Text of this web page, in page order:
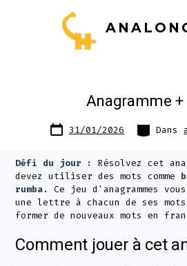
Anagramme
Date
de 31/01/2026 Catégories
Dans
Défi du jour :
Résolvez cet
devez utiliser des mots comme
rumba. Ce jeu d'anagrammes
une lettre à chacun de ses
former de nouveaux mots en
Comment jouer à cet